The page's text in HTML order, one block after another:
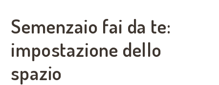
Semenzaio fai da te:
impostazione dello
spazio